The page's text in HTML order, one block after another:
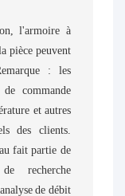
l'armoire à
pièce peuvent
: les
de commande
et autres
des clients.
fait partie de
recherche
de débit